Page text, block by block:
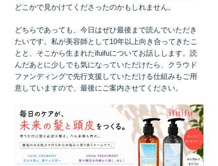
どこかで見かけてくださったのかもしれません。
どちらであっても、今日はぜひ最後まで読んでいただき
たいです。私が美容師として10年以上向き合ってきたこ
とと、そこから生まれたifuifuについてお話しします。読
んだあとに少しでも気になっていただけたら、クラウド
ファンディングで先行支援していただける仕組みもご用
意していますので、最後にご案内させてください。